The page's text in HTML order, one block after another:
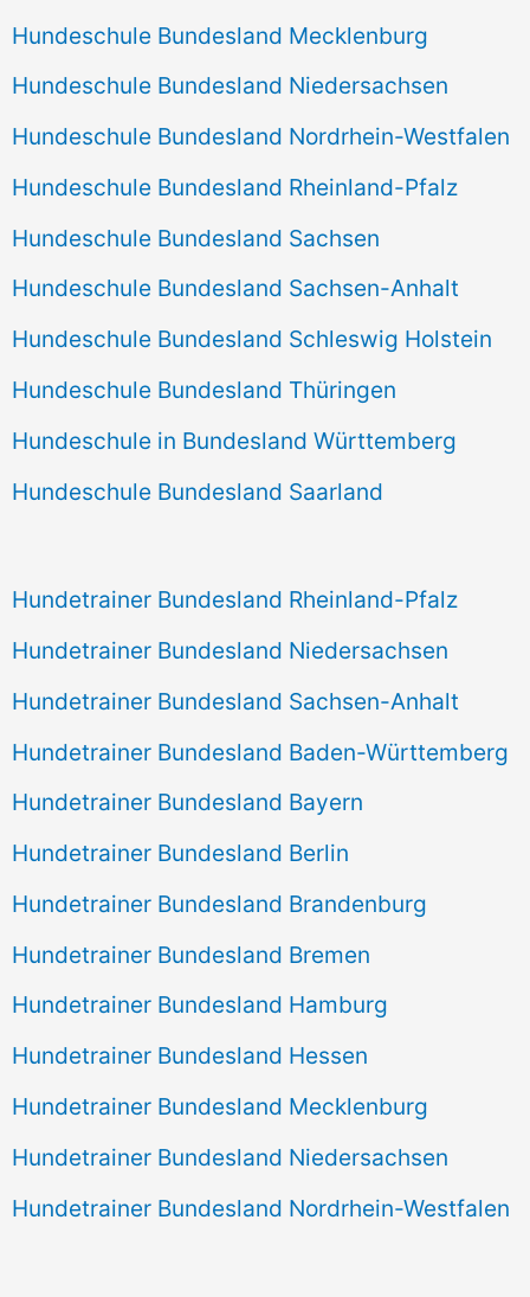
Hundeschule Bundesland Mecklenburg
Hundeschule Bundesland Niedersachsen
Hundeschule Bundesland Nordrhein-Westfalen
Hundeschule Bundesland Rheinland-Pfalz
Hundeschule Bundesland Sachsen
Hundeschule Bundesland Sachsen-Anhalt
Hundeschule Bundesland Schleswig Holstein
Hundeschule Bundesland Thüringen
Hundeschule in Bundesland Württemberg
Hundeschule Bundesland Saarland
Hundetrainer Bundesland Rheinland-Pfalz
Hundetrainer Bundesland Niedersachsen
Hundetrainer Bundesland Sachsen-Anhalt
Hundetrainer Bundesland Baden-Württemberg
Hundetrainer Bundesland Bayern
Hundetrainer Bundesland Berlin
Hundetrainer Bundesland Brandenburg
Hundetrainer Bundesland Bremen
Hundetrainer Bundesland Hamburg
Hundetrainer Bundesland Hessen
Hundetrainer Bundesland Mecklenburg
Hundetrainer Bundesland Niedersachsen
Hundetrainer Bundesland Nordrhein-Westfalen